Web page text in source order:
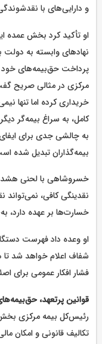
و دارایی‌های با
او تأکید کرد بخش عمده
نهادهای وابسته به دولت
پرداخت حق‌بیمه‌های خود
خریداری کرده اما تنها
کامل، به سراغ بیمه‌گر
به چالشی جدی برای
بیمه‌گذاران تبدیل شده
خسروشاهی با لحنی
نقدینگی کافی، نمی‌تواند
خسارت‌ها بر عهده دارد،
او وعده داد فهرست
شفاف اعلام خواهد شد
فشار افکار عمومی برای
قوانین پرتعهد،
رئیس‌کل بیمه مرکزی
تکالیف قانونی و امکان